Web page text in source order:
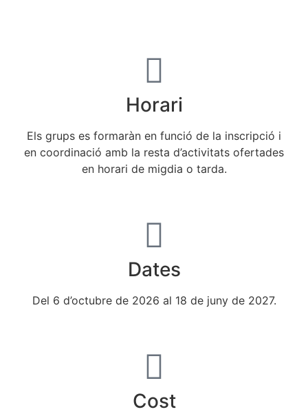
Horari
Els grups es formaràn en funció de la inscripció i
en coordinació amb la resta d’activitats ofertades
en horari de migdia o tarda.
Dates
Del 6 d’octubre de 2026 al 18 de juny de 2027.
Cost